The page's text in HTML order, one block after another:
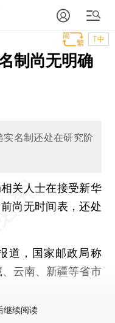
T中
制尚无明确
名制还处在研究阶
关人士在接受新华
尚无时间表，还处
，国家邮政局称
云南、新疆等省市
继续阅读